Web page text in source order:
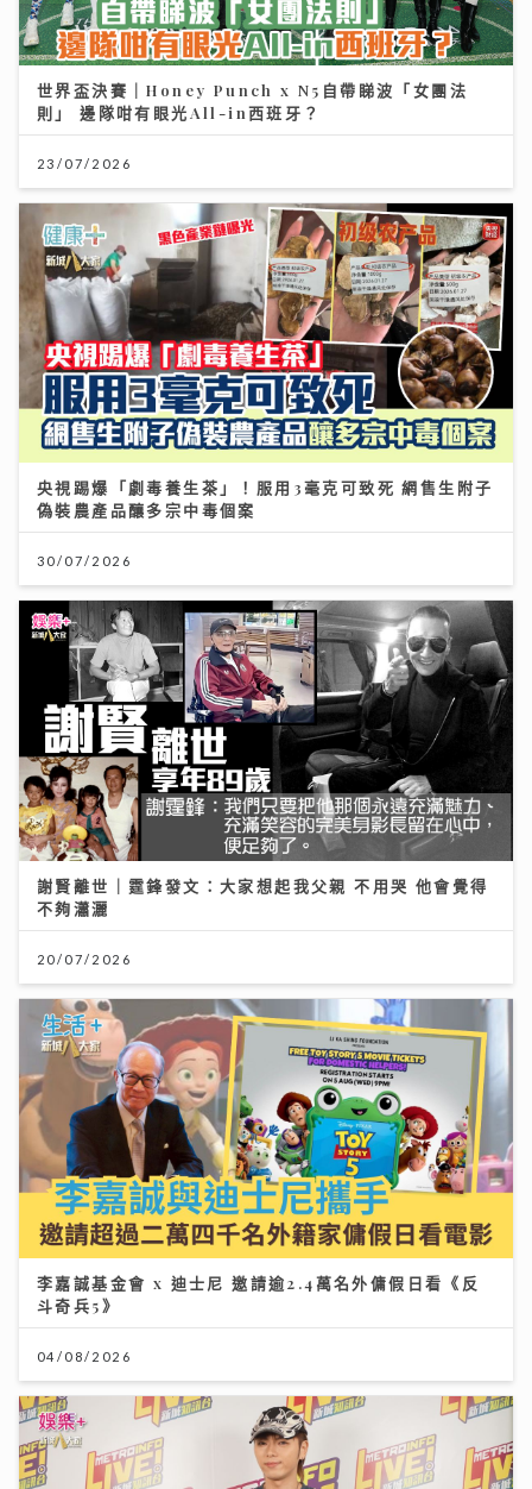
世界盃決賽｜Honey Punch x N5自帶睇波「女團法
則」 邊隊咁有眼光All-in西班牙？
23/07/2026
央視踢爆「劇毒養生茶」！服用3毫克可致死 網售生附子
偽裝農產品釀多宗中毒個案
30/07/2026
謝賢離世｜霆鋒發文：大家想起我父親 不用哭 他會覺得
不夠瀟灑
20/07/2026
李嘉誠基金會 x 迪士尼 邀請逾2.4萬名外傭假日看《反
斗奇兵5》
04/08/2026